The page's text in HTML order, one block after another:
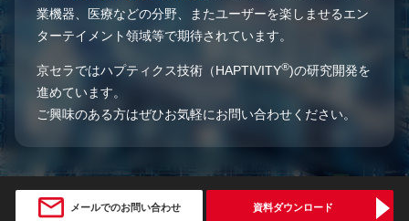
業機器、医療などの分野、
またユーザーを楽しませるエン
ターテイメント領域等で期待されています。
京セラではハプティクス技術（HAPTIVITY®)の研究開発を
進めています。
ご興味のある⽅はぜひお気軽にお問い合わせください。
メールでのお問い合わせ 資料ダウンロード